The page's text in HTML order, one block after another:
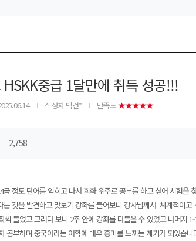
HSKK중급 1달만에 취득 성공!!!
작성자 박건* 만족도★★★★★
2,758
정도 단어를 익히고 나서 회화 위주로 공부를 하고 싶어 시험을
것을 발견하고 맛보기 강좌를 들어보니 강사님께서 쳬계적이
들었고 그러다 보니 2주 안에 강좌를 다들을 수 있었고 나머지
부하며 중국어라는 어학에 매우 흥미를 느끼는 계기가 되었습